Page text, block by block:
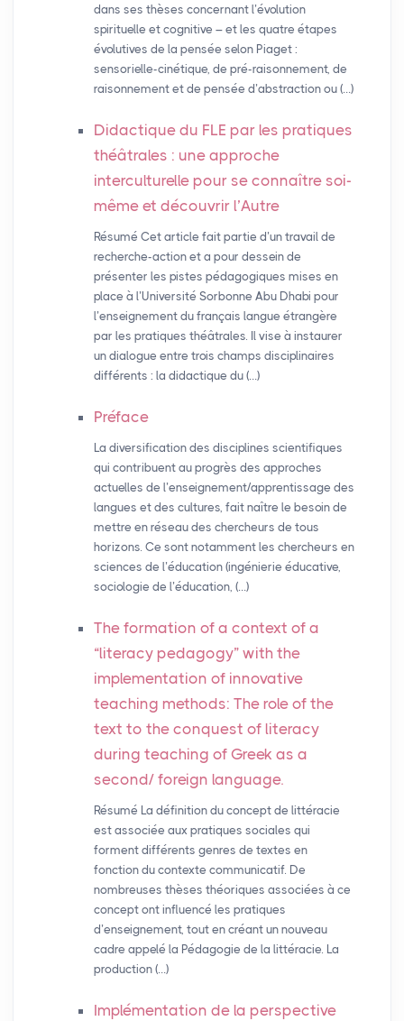
dans ses thèses concernant l’évolution
spirituelle et cognitive – et les quatre étapes
évolutives de la pensée selon Piaget :
sensorielle-cinétique, de pré-raisonnement, de
raisonnement et de pensée d’abstraction ou (…)
Didactique du FLE par les pratiques
théâtrales : une approche
interculturelle pour se connaître soi-
même et découvrir l’Autre
Résumé Cet article fait partie d’un travail de
recherche-action et a pour dessein de
présenter les pistes pédagogiques mises en
place à l’Université Sorbonne Abu Dhabi pour
l’enseignement du français langue étrangère
par les pratiques théâtrales. Il vise à instaurer
un dialogue entre trois champs disciplinaires
différents : la didactique du (…)
Préface
La diversification des disciplines scientifiques
qui contribuent au progrès des approches
actuelles de l’enseignement/apprentissage des
langues et des cultures, fait naître le besoin de
mettre en réseau des chercheurs de tous
horizons. Ce sont notamment les chercheurs en
sciences de l’éducation (ingénierie éducative,
sociologie de l’éducation, (…)
The formation of a context of a
“literacy pedagogy” with the
implementation of innovative
teaching methods: The role of the
text to the conquest of literacy
during teaching of Greek as a
second/ foreign language.
Résumé La définition du concept de littéracie
est associée aux pratiques sociales qui
forment différents genres de textes en
fonction du contexte communicatif. De
nombreuses thèses théoriques associées à ce
concept ont influencé les pratiques
d’enseignement, tout en créant un nouveau
cadre appelé la Pédagogie de la littéracie. La
production (…)
Implémentation de la perspective